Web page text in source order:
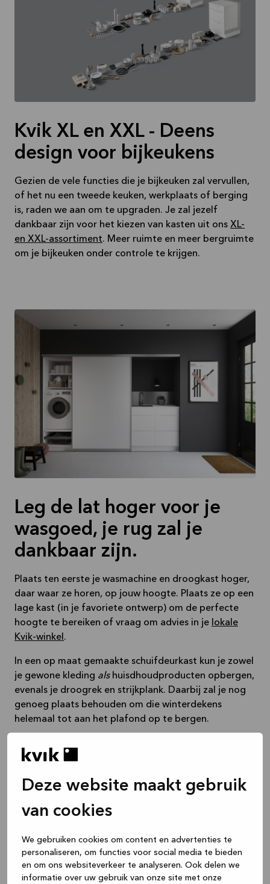
Deze website maakt gebruik
van cookies
We gebruiken cookies om content en advertenties te
personaliseren, om functies voor social media te bieden
en om ons websiteverkeer te analyseren. Ook delen we
informatie over uw gebruik van onze site met onze
Kvik XL en XXL - Deens
design voor bijkeukens
Gezien de vele functies die je bijkeuken zal vervullen,
of het nu een tweede keuken, werkplaats of berging
is, raden we aan om te upgraden. Je zal jezelf
dankbaar zijn voor het kiezen van kasten uit ons XL-
en XXL-assortiment. Meer ruimte en meer bergruimte
om je bijkeuken onder controle te krijgen.
Leg de lat hoger voor je
wasgoed, je rug zal je
dankbaar zijn.
Plaats ten eerste je wasmachine en droogkast hoger,
daar waar ze horen, op jouw hoogte. Plaats ze op een
lage kast (in je favoriete ontwerp) om de perfecte
hoogte te bereiken of vraag om advies in je lokale
Kvik-winkel .
In een op maat gemaakte schuifdeurkast kun je zowel
je gewone kleding als huisdhoudproducten opbergen,
evenals je droogrek en strijkplank. Daarbij zal je nog
genoeg plaats behouden om die winterdekens
helemaal tot aan het plafond op te bergen.
Van de moestuin of vers